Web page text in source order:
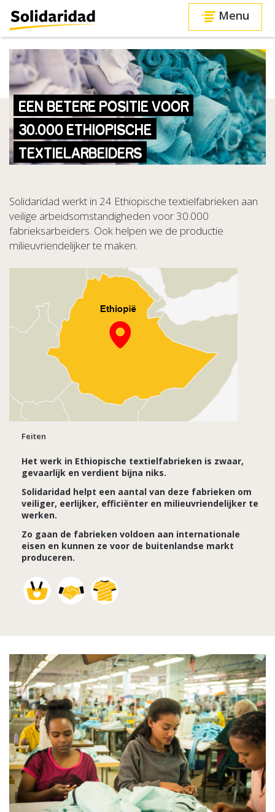
Menu
EEN BETERE POSITIE VOOR
30.000 ETHIOPISCHE
TEXTIELARBEIDERS
Solidaridad werkt in 24 Ethiopische textielfabrieken aan
veilige arbeidsomstandigheden voor 30.000
fabrieksarbeiders. Ook helpen we de productie
milieuvriendelijker te maken.
Feiten
Het werk in Ethiopische textielfabrieken is zwaar,
gevaarlijk en verdient bijna niks.
Solidaridad helpt een aantal van deze fabrieken om
veiliger, eerlijker, efficiënter en milieuvriendelijker te
werken.
Zo gaan de fabrieken voldoen aan internationale
eisen en kunnen ze voor de buitenlandse markt
produceren.